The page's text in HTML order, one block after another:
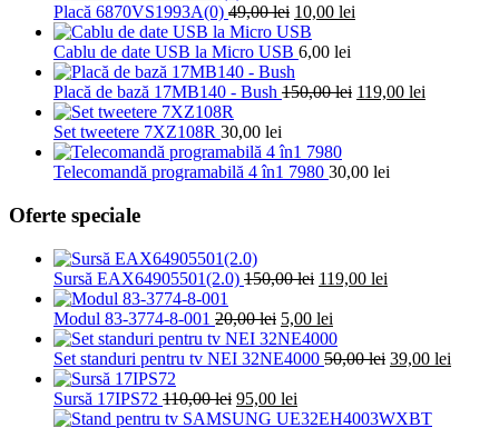
Placă 6870VS1993A(0) 49,00lei Prețul
inițial
a
fost:
49,00 lei.
10,00 lei
Cablu de date USB la Micro USB 6,00 lei
Placă de bază 17MB140 - Bush 150,00lei Prețul
150,00 lei.
119,00 lei
Set tweetere 7XZ108R 30,00 lei
Telecomandă programabilă 4 în1 7980 30,00 lei
Oferte speciale
Sursă EAX64905501(2.0) 150,00lei Prețul
a
fost:
150,00 lei.
119,00 lei
Modul 83-3774-8-001 20,00lei Prețul
inițial
a
20,00 lei.
5,00 lei
curent
este:
Set standuri pentru tv NEI 32NE4000 50,00lei Prețul
fost:
39,00 lei
Sursă 17IPS72 110,00lei Prețul
inițial
95,00 lei
curent